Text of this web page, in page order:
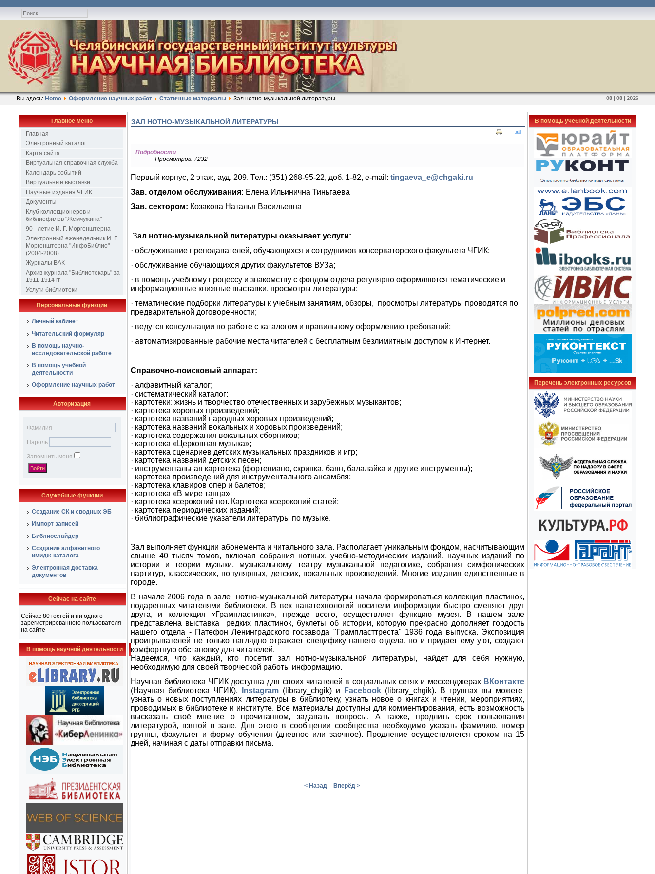
Вы здесь: Home Оформление научных работ Статичные материалы Зал нотно-музыкальной литературы 08 | 08 | 2026
-
Главное меню
Главная
Электронный каталог
Карта сайта
Виртуальная справочная служба
Календарь событий
Виртуальные выставки
Научные издания ЧГИК
Документы
Клуб коллекционеров и
библиофилов "Жемчужина"
90 - летие И. Г. Моргенштерна
Электронный еженедельник И. Г.
Моргенштерна "ИнфоБиблио"
(2004-2008)
Журналы ВАК
Архив журнала "Библиотекарь" за
1911-1914 гг
Услуги библиотеки
Персональные функции
Личный кабинет
Читательский формуляр
В помощь научно-
исследовательской работе
В помощь учебной
деятельности
Оформление научных работ
Авторизация
Фамилия
Пароль
Запомнить меня
Служебные функции
Создание СК и сводных ЭБ
Импорт записей
Библиослайдер
Создание алфавитного
имидж-каталога
Электронная доставка
документов
Сейчас на сайте
Сейчас 80 гостей и ни одного
зарегистрированного пользователя
на сайте
В помощь научной деятельности
ЗАЛ НОТНО-МУЗЫКАЛЬНОЙ ЛИТЕРАТУРЫ
Подробности
Просмотров: 7232
Первый корпус, 2 этаж, ауд. 209. Тел.: (351) 268-95-22, доб. 1-82, e-mail : tingaeva_e@chgaki.ru
Зав. отделом обслуживания: Елена Ильинична Тиньгаева
Зав. сектором: Козакова Наталья Васильевна
Зал нотно-музыкальной литературы оказывает услуги:
· обслуживание преподавателей, обучающихся и сотрудников консерваторского факультета ЧГИК;
· обслуживание обучающихся других факультетов ВУЗа;
· в помощь учебному процессу и знакомству с фондом отдела регулярно оформляются тематические и
информационные книжные выставки, просмотры литературы;
· тематические подборки литературы к учебным занятиям, обзоры, просмотры литературы проводятся по
предварительной договоренности;
· ведутся консультации по работе с каталогом и правильному оформлению требований;
· автоматизированные рабочие места читателей с бесплатным безлимитным доступом к Интернет.
Справочно-поисковый аппарат:
· алфавитный каталог;
· систематический каталог;
· картотеки: жизнь и творчество отечественных и зарубежных музыкантов;
· картотека хоровых произведений;
· картотека названий народных хоровых произведений;
· картотека названий вокальных и хоровых произведений;
· картотека содержания вокальных сборников;
· картотека «Церковная музыка»;
· картотека сценариев детских музыкальных праздников и игр;
· картотека названий детских песен;
· инструментальная картотека (фортепиано, скрипка, баян, балалайка и другие инструменты);
· картотека произведений для инструментального ансамбля;
· картотека клавиров опер и балетов;
· картотека «В мире танца»;
· картотека ксерокопий нот. Картотека ксерокопий статей;
· картотека периодических изданий;
· библиографические указатели литературы по музыке.
Зал выполняет функции абонемента и читального зала. Располагает уникальным фондом, насчитывающим
свыше 40 тысяч томов, включая собрания нотных, учебно-методических изданий, научных изданий по
истории и теории музыки, музыкальному театру музыкальной педагогике, собрания симфонических
партитур, классических, популярных, детских, вокальных произведений. Многие издания единственные в
городе.
В начале 2006 года в зале нотно-музыкальной литературы начала формироваться коллекция пластинок,
подаренных читателями библиотеки. В век нанатехнологий носители информации быстро сменяют друг
друга, и коллекция «Грампластинка», прежде всего, осуществляет функцию музея. В нашем зале
представлена выставка редких пластинок, буклеты об истории, которую прекрасно дополняет гордость
нашего отдела - Патефон Ленинградского госзавода "Грампласттреста" 1936 года выпуска. Экспозиция
проигрывателей не только наглядно отражает специфику нашего отдела, но и придает ему уют, создают
комфортную обстановку для читателей.
Надеемся, что каждый, кто посетит зал нотно-музыкальной литературы, найдет для себя нужную,
необходимую для своей творческой работы информацию.
Научная библиотека ЧГИК доступна для своих читателей в социальных сетях и мессенджерах ВКонтакте
(Научная библиотека ЧГИК),
Instagram(library_chgik) и Facebook(library_chgik). В группах вы можете
узнать о новых поступлениях литературы в библиотеку, узнать новое о книгах и чтении, мероприятиях,
проводимых в библиотеке и институте. Все материалы доступны для комментирования, есть возможность
высказать своё мнение о прочитанном, задавать вопросы. А также, продлить срок пользования
литературой, взятой в зале. Для этого в сообщении сообщества необходимо указать фамилию, номер
группы, факультет и форму обучения (дневное или заочное). Продление осуществляется сроком на 15
дней, начиная с даты отправки письма.
< Назад Вперёд >
В помощь учебной деятельности
Перечень электронных ресурсов